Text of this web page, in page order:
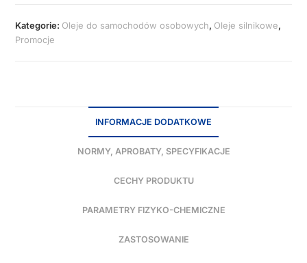
Kategorie: Oleje do samochodów osobowych, Oleje silnikowe,
Promocje
INFORMACJE DODATKOWE
NORMY, APROBATY, SPECYFIKACJE
CECHY PRODUKTU
PARAMETRY FIZYKO-CHEMICZNE
ZASTOSOWANIE